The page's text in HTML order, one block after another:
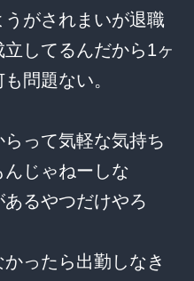
がされまいが退職
してるんだから1ヶ
問題ない。
って気軽な気持ち
じゃねーしな
るやつだけやろ
ったら出勤しなき